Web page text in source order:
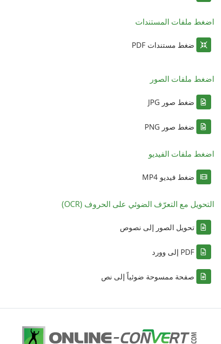
اضغط ملفات المستندات
ضغط مستندات PDF
اضغط ملفات الصور
ضغط صور JPG
ضغط صور PNG
اضغط ملفات الفيديو
ضغط فيديو MP4
التحويل مع التعرّف الضوئي على الحروف (OCR)
تحويل الصور إلى نصوص
PDF إلى وورد
صفحة ممسوحة ضوئياً إلى نص